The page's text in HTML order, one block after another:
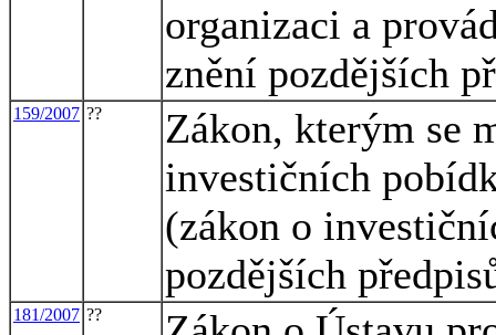
organizaci a
znění pozdějších
159/2007 ??
Zákon, kterým se
investičních
(zákon o
pozdějších
181/2007 ??